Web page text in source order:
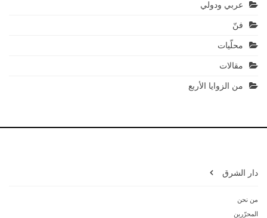
عربي ودولي
فنّ
محلّيات
مقالات
من الزوايا الأربع
دار الشرق
من نحن
المحرّرين